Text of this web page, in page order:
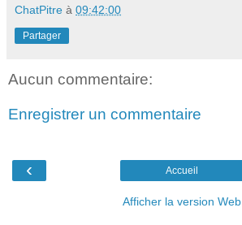
ChatPitre à 09:42:00
Partager
Aucun commentaire:
Enregistrer un commentaire
‹ Accueil
Afficher la version Web